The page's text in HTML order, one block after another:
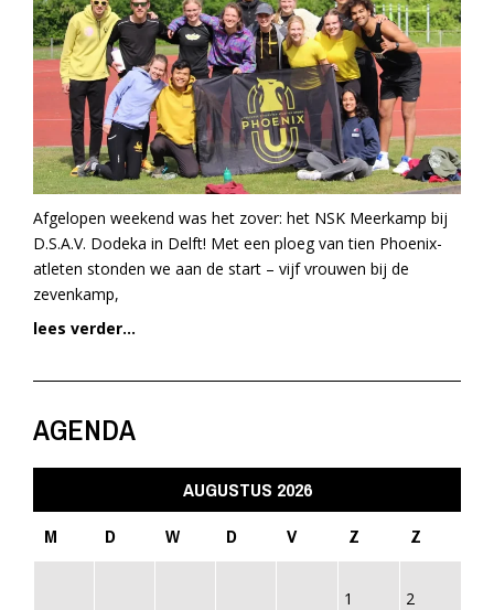
Afgelopen weekend was het zover: het NSK Meerkamp bij
D.S.A.V. Dodeka in Delft! Met een ploeg van tien Phoenix-
atleten stonden we aan de start – vijf vrouwen bij de
zevenkamp,
lees verder...
AGENDA
AUGUSTUS 2026
M
D W D V Z Z
1 2